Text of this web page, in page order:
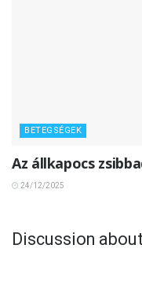
BETEGSÉGEK
Az állkapocs
24/12/2025
Discussion